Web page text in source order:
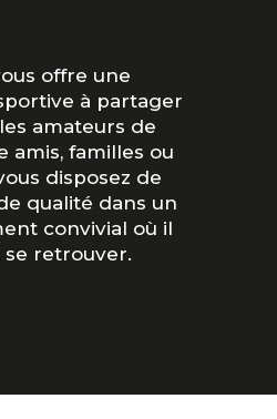
offre une
à partager
amateurs de
amis, familles ou
disposez de
qualité dans un
convivial où il
retrouver.